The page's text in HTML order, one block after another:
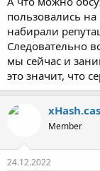
*Тему на форуме
обменного сервиса
пользовались на
набирали
Следовательно
мы сейчас и
это значит, что
Member
24.12.2022